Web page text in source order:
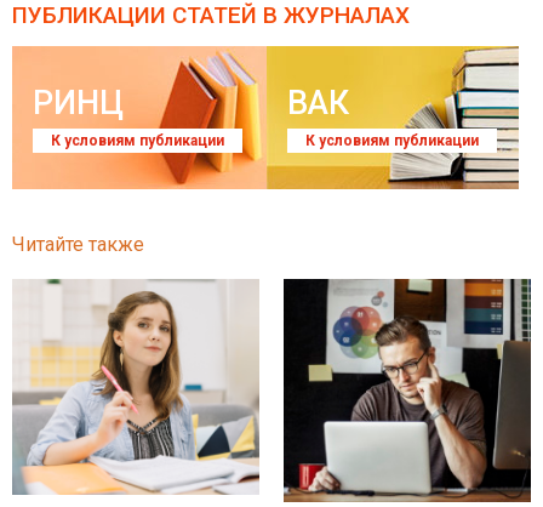
ПУБЛИКАЦИИ СТАТЕЙ В ЖУРНАЛАХ
РИНЦ
К условиям публикации
ВАК
К условиям публикации
Читайте также